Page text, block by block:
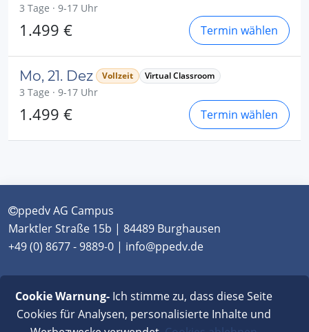
3 Tage · 9-17 Uhr
1.499 € Termin wählen
Mo, 21. Dez Vollzeit Virtual Classroom
3 Tage · 9-17 Uhr
1.499 € Termin wählen
ppedv AG Campus
Marktler Straße 15b | 84489 Burghausen
+49 (0) 8677 - 9889-0 | info@ppedv.de
Classroom
Cookie Warnung-Ich stimme zu, dass diese Seite
Cookies für Analysen, personalisierte Inhalte und